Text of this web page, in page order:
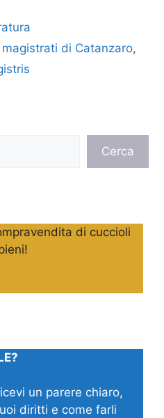
di Catanzaro,
Cerca
di cuccioli
un parere chiaro,
diritti e come farli